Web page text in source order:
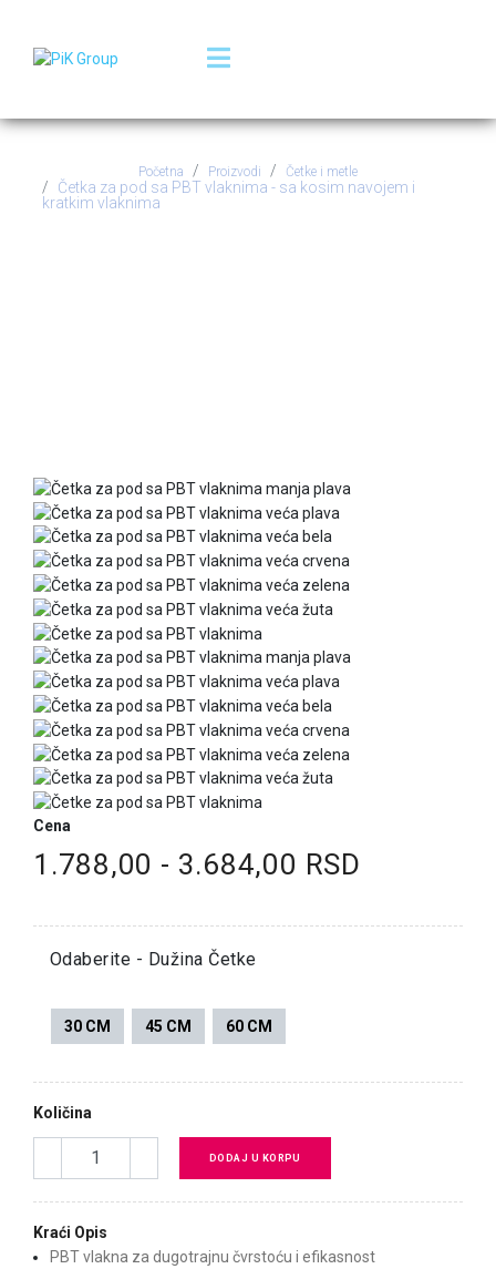
Početna Proizvodi Četke i metle
Četka za pod sa PBT vlaknima - sa kosim navojem i
kratkim vlaknima
Cena
1.788,00 - 3.684,00 RSD
Odaberite - Dužina Četke
30 CM 45 CM 60 CM
Količina
DODAJ U KORPU
Kraći Opis
PBT vlakna za dugotrajnu čvrstoću i efikasnost